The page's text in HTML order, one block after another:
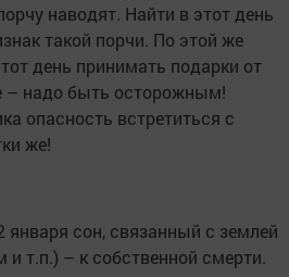
наводят. Найти в этот день
такой порчи. По этой же
день принимать подарки от
– надо быть осторожным!
опасность встретиться с
же!
января сон, связанный с землей
и т.п.) – к собственной смерти.